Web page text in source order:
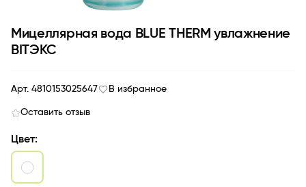
Мицеллярная вода BLUE THERM увлажнение
BITЭКС
Арт. 4810153025647 В избранное
Оставить отзыв
Цвет: